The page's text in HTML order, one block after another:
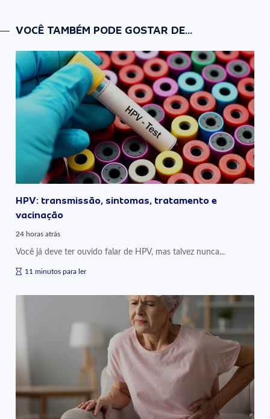
VOCÊ TAMBÉM PODE GOSTAR DE...
HPV: transmissão, sintomas, tratamento e
vacinação
24 horas atrás
Você já deve ter ouvido falar de HPV, mas talvez nunca...
11 minutos para ler